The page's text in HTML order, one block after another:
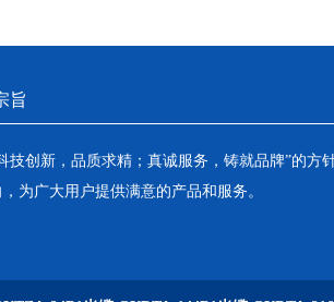
旨
技创新，品质求精；真诚服务，铸就品牌”的方
为广大用户提供满意的产品和服务。